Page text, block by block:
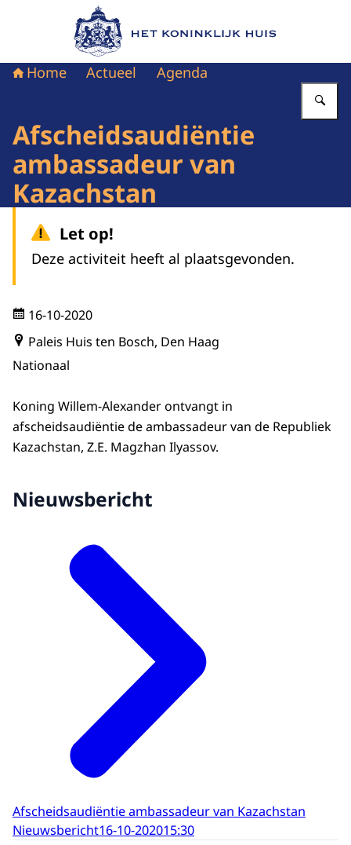
Naar de homepage van Het Koninklijk Huis
Home Actueel Agenda
Afscheidsaudiëntie
ambassadeur van
Kazachstan
Let op!
Deze activiteit heeft al plaatsgevonden.
16-10-2020
Paleis Huis ten Bosch, Den Haag
Nationaal
Koning Willem-Alexander ontvangt in
afscheidsaudiëntie de ambassadeur van de Republiek
Kazachstan, Z.E. Magzhan Ilyassov.
Nieuwsbericht
Afscheidsaudiëntie ambassadeur van Kazachstan
Nieuwsbericht16-10-202015:30